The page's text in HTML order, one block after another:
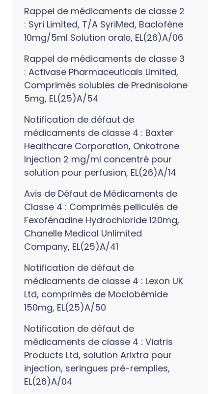
Rappel de médicaments de classe 2
: Syri Limited, T/A SyriMed, Baclofène
10mg/5ml Solution orale, EL(26)A/06
Rappel de médicaments de classe 3
: Activase Pharmaceuticals Limited,
Comprimés solubles de Prednisolone
5mg, EL(25)A/54
Notification de défaut de
médicaments de classe 4 : Baxter
Healthcare Corporation, Onkotrone
Injection 2 mg/ml concentré pour
solution pour perfusion, EL(26)A/14
Avis de Défaut de Médicaments de
Classe 4 : Comprimés pelliculés de
Fexofénadine Hydrochloride 120mg,
Chanelle Medical Unlimited
Company, EL(25)A/41
Notification de défaut de
médicaments de classe 4 : Lexon UK
Ltd, comprimés de Moclobémide
150mg, EL(25)A/50
Notification de défaut de
médicaments de classe 4 : Viatris
Products Ltd, solution Arixtra pour
injection, seringues pré-remplies,
EL(26)A/04